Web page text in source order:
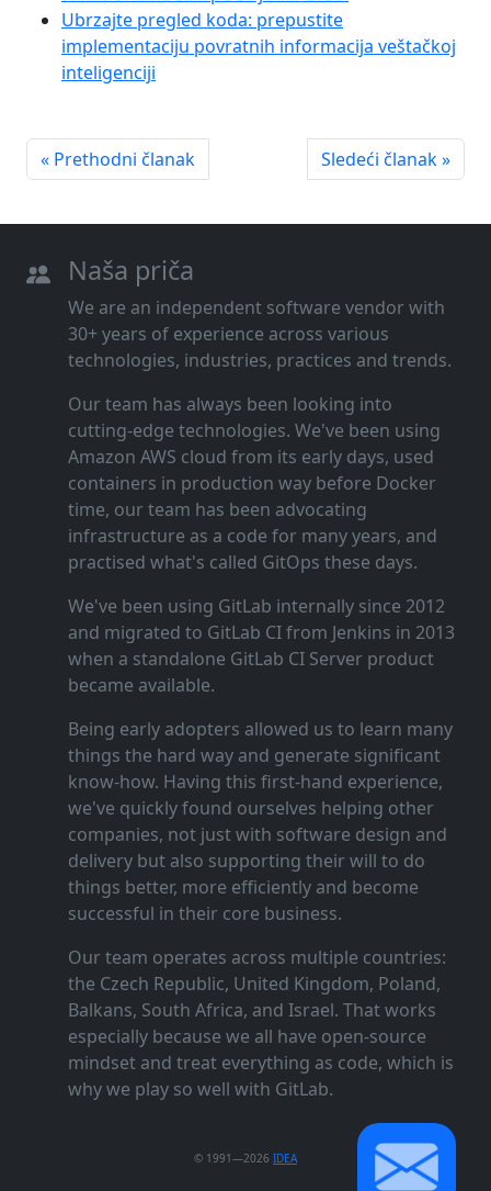
Ubrzajte pregled koda: prepustite
implementaciju povratnih informacija veštačkoj
inteligenciji
« Prethodni članak Sledeći članak »
Naša priča
We are an independent software vendor with
30+ years of experience across various
technologies, industries, practices and trends.
Our team has always been looking into
cutting‑edge technologies. We've been using
Amazon AWS cloud from its early days, used
containers in production way before Docker
time, our team has been advocating
infrastructure as a code for many years, and
practised what's called GitOps these days.
We've been using GitLab internally since 2012
and migrated to GitLab CI from Jenkins in 2013
when a standalone GitLab CI Server product
became available.
Being early adopters allowed us to learn many
things the hard way and generate significant
know‑how. Having this first‑hand experience,
we've quickly found ourselves helping other
companies, not just with software design and
delivery but also supporting their will to do
things better, more efficiently and become
successful in their core business.
Our team operates across multiple countries:
the Czech Republic, United Kingdom, Poland,
Balkans, South Africa, and Israel. That works
especially because we all have open‑source
mindset and treat everything as code, which is
why we play so well with GitLab.
© 1991—2026 IDEA